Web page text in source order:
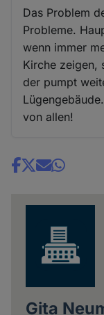
Das Problem
Probleme.
wenn immer
Kirche zeigen,
der pumpt
von allen!
Share
Gita